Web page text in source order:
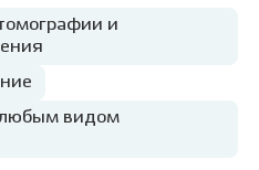
и
любым видом